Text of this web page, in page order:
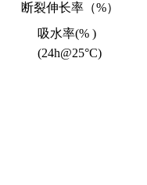
断裂伸长率（%）
吸水率(%)
(24h@25°C)